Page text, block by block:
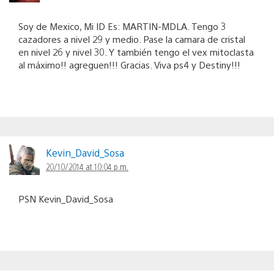
Soy de Mexico, Mi ID Es: MARTIN-MDLA. Tengo 3
cazadores a nivel 29 y medio. Pase la camara de cristal
en nivel 26 y nivel 30. Y también tengo el vex mitoclasta
al máximo!! agreguen!!! Gracias. Viva ps4 y Destiny!!!
Kevin_David_Sosa
20/10/2014 at 10:04 p.m.
PSN Kevin_David_Sosa